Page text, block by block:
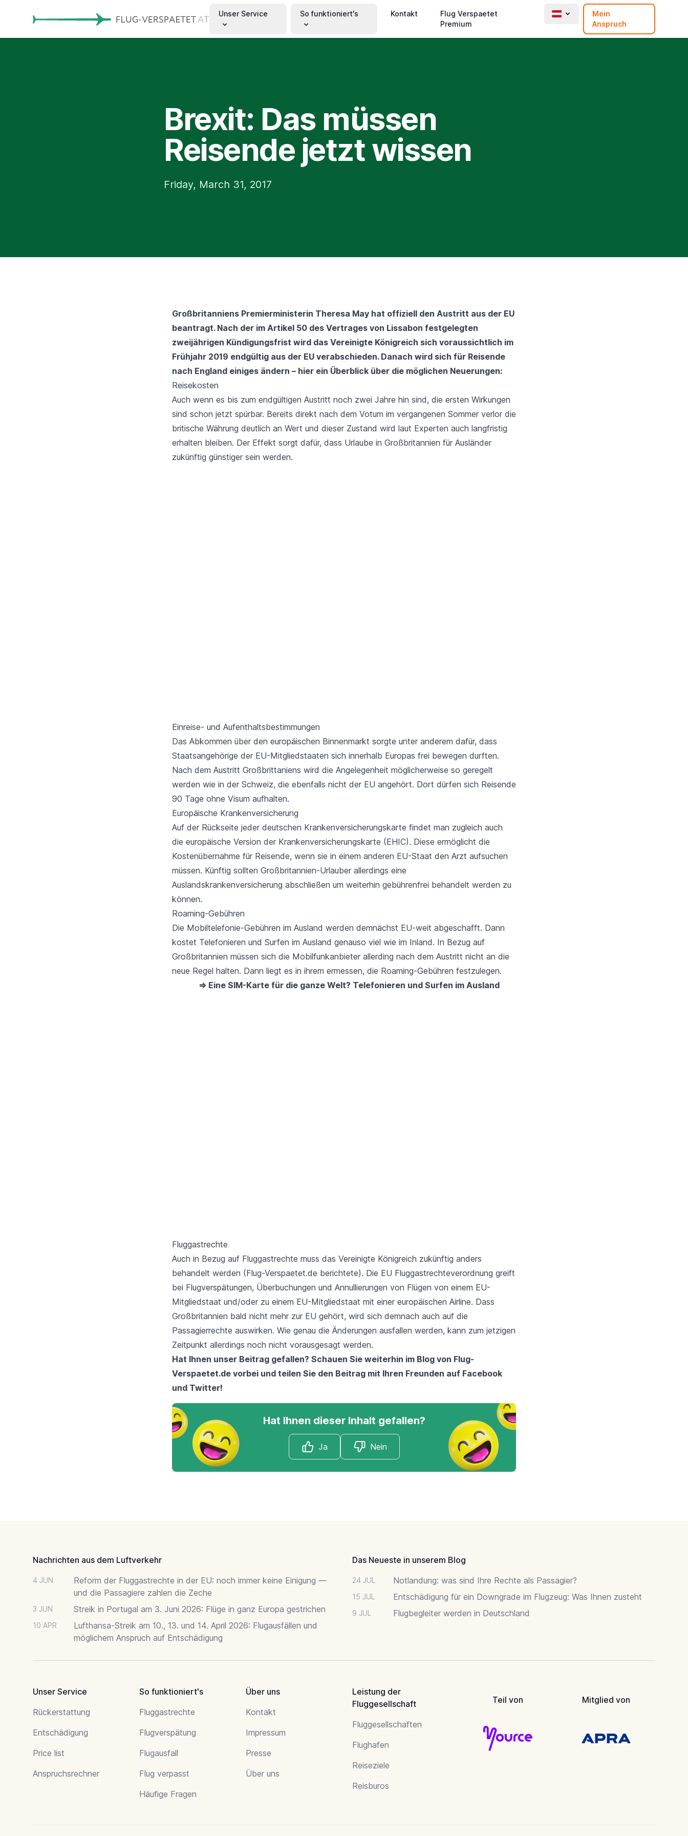
Unser Service So funktioniert's Kontakt
Flug Verspaetet
Premium
Mein
Anspruch
Brexit: Das müssen
Reisende jetzt wissen
Friday, March 31, 2017
Großbritanniens Premierministerin Theresa May hat offiziell den Austritt aus der EU
beantragt.Nach der im Artikel 50 des Vertrages von Lissabon festgelegten
zweijährigen Kündigungsfrist wird das Vereinigte Königreich sich voraussichtlich im
Frühjahr 2019 endgültig aus der EU verabschieden. Danach wird sich für Reisende
nach England einiges ändern – hier ein Überblick über die möglichen Neuerungen:
Reisekosten
Auch wenn es bis zum endgültigen Austritt noch zwei Jahre hin sind, die ersten Wirkungen
sind schon jetzt spürbar. Bereits direkt nach dem Votum im vergangenen Sommer verlor die
britische Währung deutlich an Wert und dieser Zustand wird laut Experten auch langfristig
erhalten bleiben. Der Effekt sorgt dafür, dass Urlaube in Großbritannien für Ausländer
zukünftig günstiger sein werden.
Einreise- und Aufenthaltsbestimmungen
Das Abkommen über den europäischen Binnenmarkt sorgte unter anderem dafür, dass
Staatsangehörige der EU-Mitgliedstaaten sich innerhalb Europas frei bewegen durften.
Nach dem Austritt Großbrittaniens wird die Angelegenheit möglicherweise so geregelt
werden wie in der Schweiz, die ebenfalls nicht der EU angehört. Dort dürfen sich Reisende
90 Tage ohne Visum aufhalten.
Europäische Krankenversicherung
Auf der Rückseite jeder deutschen Krankenversicherungskarte findet man zugleich auch
die europäische Version der Krankenversicherungskarte (EHIC). Diese ermöglicht die
Kostenübernahme für Reisende, wenn sie in einem anderen EU-Staat den Arzt aufsuchen
müssen. Künftig sollten Großbritannien-Urlauber allerdings eine
Auslandskrankenversicherung abschließen um weiterhin gebührenfrei behandelt werden zu
können.
Roaming-Gebühren
Die Mobiltelefonie-Gebühren im Ausland werden demnächst EU-weit abgeschafft. Dann
kostet Telefonieren und Surfen im Ausland genauso viel wie im Inland. In Bezug auf
Großbritannien müssen sich die Mobilfunkanbieter allerding nach dem Austritt nicht an die
neue Regel halten. Dann liegt es in ihrem ermessen, die Roaming-Gebühren festzulegen.
⇒ Eine SIM-Karte für die ganze Welt? Telefonieren und Surfen im Ausland
Fluggastrechte
Auch in Bezug auf Fluggastrechte muss das Vereinigte Königreich zukünftig anders
behandelt werden (Flug-Verspaetet.de berichtete). Die EU Fluggastrechteverordnung greift
bei Flugverspätungen, Überbuchungen und Annullierungen von Flügen von einem EU-
Mitgliedstaat und/oder zu einem EU-Mitgliedstaat mit einer europäischen Airline. Dass
Großbritannien bald nicht mehr zur EU gehört, wird sich demnach auch auf die
Passagierrechte auswirken. Wie genau die Änderungen ausfallen werden, kann zum jetzigen
Zeitpunkt allerdings noch nicht vorausgesagt werden.
Hat Ihnen unser Beitrag gefallen? Schauen Sie weiterhin im Blog von Flug-
Verspaetet.de vorbei und teilen Sie den Beitrag mit Ihren Freunden auf Facebook
und Twitter!
Hat Ihnen dieser Inhalt gefallen?
Ja Nein
Nachrichten aus dem Luftverkehr
4 JUN
Reform der Fluggastrechte in der EU: noch immer keine Einigung —
und die Passagiere zahlen die Zeche
3 JUN Streik in Portugal am 3. Juni 2026: Flüge in ganz Europa gestrichen
10 APR
Lufthansa-Streik am 10., 13. und 14. April 2026: Flugausfällen und
möglichem Anspruch auf Entschädigung
Das Neueste in unserem Blog
24 JUL Notlandung: was sind Ihre Rechte als Passagier?
15 JUL Entschädigung für ein Downgrade im Flugzeug: Was Ihnen zusteht
9 JUL Flugbegleiter werden in Deutschland
Unser Service
Rückerstattung
Entschädigung
Price list
Anspruchsrechner
So funktioniert's
Fluggastrechte
Flugverspätung
Flugausfall
Flug verpasst
Häufige Fragen
Über uns
Kontakt
Impressum
Presse
Über uns
Leistung der
Fluggesellschaft
Fluggesellschaften
Flughafen
Reiseziele
Reisburos
Teil von Mitglied von